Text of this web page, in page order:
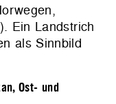
Ein Landstrich
als Sinnbild
Ost- und